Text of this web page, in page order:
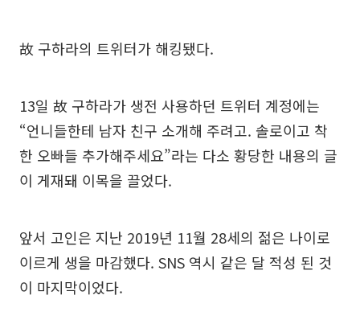
故 구하라의 트위터가 해킹됐다.
13일 故 구하라가 생전 사용하던 트위터 계정에는
“언니들한테 남자 친구 소개해 주려고. 솔로이고 착
한 오빠들 추가해주세요”라는 다소 황당한 내용의 글
이 게재돼 이목을 끌었다.
앞서 고인은 지난 2019년 11월 28세의 젊은 나이로
이르게 생을 마감했다. SNS 역시 같은 달 적성 된 것
이 마지막이었다.